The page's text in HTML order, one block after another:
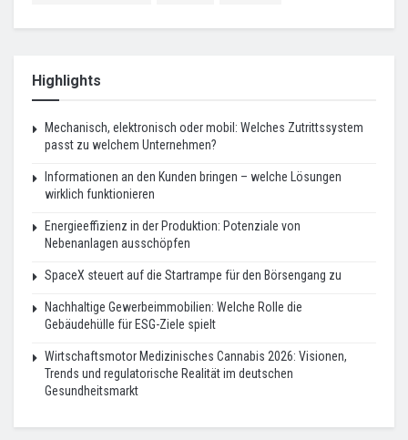
Highlights
Mechanisch, elektronisch oder mobil: Welches Zutrittssystem
passt zu welchem Unternehmen?
Informationen an den Kunden bringen – welche Lösungen
wirklich funktionieren
Energieeffizienz in der Produktion: Potenziale von
Nebenanlagen ausschöpfen
SpaceX steuert auf die Startrampe für den Börsengang zu
Nachhaltige Gewerbeimmobilien: Welche Rolle die
Gebäudehülle für ESG-Ziele spielt
Wirtschaftsmotor Medizinisches Cannabis 2026: Visionen,
Trends und regulatorische Realität im deutschen
Gesundheitsmarkt